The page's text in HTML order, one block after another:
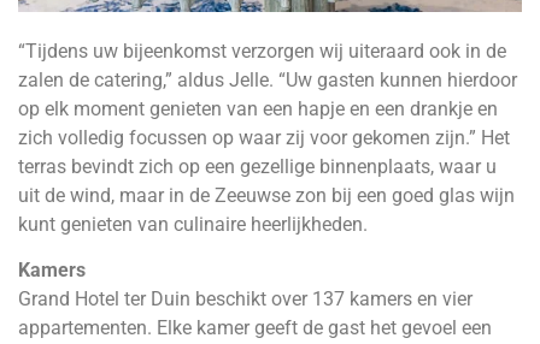
“Tijdens uw bijeenkomst verzorgen wij uiteraard ook in de
zalen de catering,” aldus Jelle. “Uw gasten kunnen hierdoor
op elk moment genieten van een hapje en een drankje en
zich volledig focussen op waar zij voor gekomen zijn.” Het
terras bevindt zich op een gezellige binnenplaats, waar u
uit de wind, maar in de Zeeuwse zon bij een goed glas wijn
kunt genieten van culinaire heerlijkheden.
Kamers
Grand Hotel ter Duin beschikt over 137 kamers en vier
appartementen. Elke kamer geeft de gast het gevoel een